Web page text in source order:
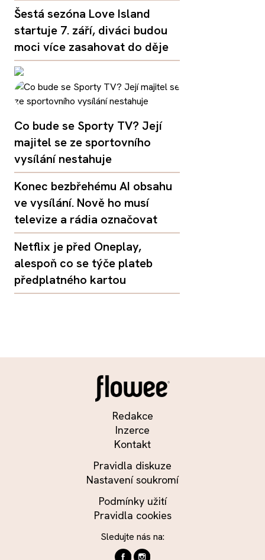
Šestá sezóna Love Island
startuje 7. září, diváci budou
moci více zasahovat do děje
Co bude se Sporty TV? Její
majitel se ze sportovního
vysílání nestahuje
Konec bezbřehému AI obsahu
ve vysílání. Nově ho musí
televize a rádia označovat
Netflix je před Oneplay,
alespoň co se týče plateb
předplatného kartou
Redakce
Inzerce
Kontakt
Pravidla diskuze
Nastavení soukromí
Podmínky užití
Pravidla cookies
Sledujte nás na: